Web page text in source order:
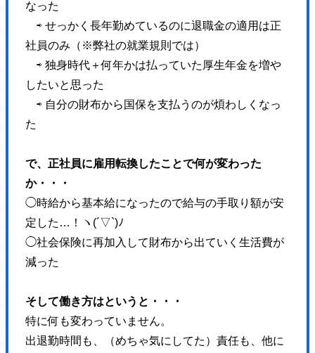
なった
⇨ せっかく長年勤めているのに退職金の適用は正
社員のみ（※弊社の就業規則では）
⇨ 独身時代＋何年かは払っていた厚生年金を増や
したいと思った
⇨ 自分の財布から国保を支払うのが煩わしくなっ
た
で、正社員に雇用転換したことで何が変わった
か・・・
◯時給から基本給になったので給与の手取り額が安
定した…！ヽ(´▽`)ﾉ
◯社会保険に再加入して財布から出ていく生活費が
減った
そして働き方はというと・・・
特に何も変わっていません。
出退勤時間も、（めちゃ気にしてた）責任も、他に
float: right !important;
border: 0 !important;
padding: 0 !important;
margin: 0 5px 0px 0 !important;
min-height: 30px !important;
line-height: 18px !important;
text-indent: 0 !important;
.wp_social_bookmarking_light img{
border: 0 !important;
padding: 0;
margin: 0;
vertical-align: top !important;
clear: both !important;
#fb-root{